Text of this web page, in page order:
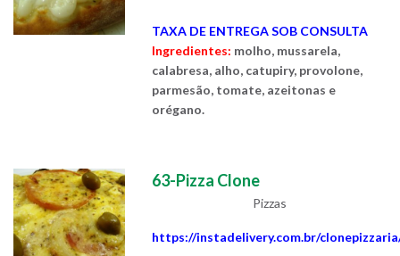
TAXA DE ENTREGA SOB CONSULTA
Ingredientes: molho, mussarela,
calabresa, alho, catupiry, provolone,
parmesão, tomate, azeitonas e
orégano.
63-Pizza Clone
Pizzas
https://instadelivery.com.br/